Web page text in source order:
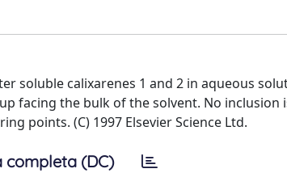
soluble calixarenes 1 and 2 in aqueous
facing the bulk of the solvent. No inclusion
points. (C) 1997 Elsevier Science Ltd.
completa (DC)